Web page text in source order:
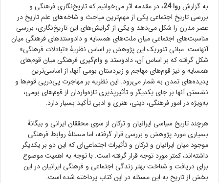
به گزارشروا 24
، در مقدمه اثر می‌خوانیم که تاریخ‌‌نگاری فرهنگی و
بررسی تاریخ اجتماعی یکی از مهم‌ترین مباحث و شاخه‌های علم تاریخ در
عصر مدرن را شکل می‌دهد و یکی از گرایش‌های این تاریخ‌نگاری، بررسی
مناسبت‌های اجتماعی میان ملت‌های همسایه و دادوستدهای فرهنگی میان
آنهاست. مبانی تئوریک این پژوهش بر اساس نظریۀ «تبادلات فرهنگی»
شکل گرفته که بر اساس آن، دادوستد و وام‌گیری فرهنگی میان قوم‌های
همسایه و نیز قوم‌های مهاجم و زیردستان بومی آنها، از اساسی‌ترین
پدیده‌های تمدن به شمار می‌رود. این نظریه بر مهاجرت پی‌درپی قوم‌ها و
نشستن آنها بر جای یکدیگر و تأثیرپذیری تازه‌واردان از قوم‌های بومی،
به‌ویژه در امور فرهنگی، دینی، هنری و ادبی تأکید بسیار دارد.
هرچند تاریخ سیاسی ایرانیان و ترکان از سوی محققان ایرانی و بیگانۀ
بسیاری مورد پژوهش و بررسی قرار گرفته، اما مسئلۀ روابط فرهنگی
موجود میان ایرانیان و ترکان و تأثیرات اجتماعی‌ای که این دو بر یکدیگر
داشته‌اند، کمتر مورد توجه قرار گرفته است. با توجه به اهمیت موضوع
برای دریافت و شناخت بهتر زندگی اجتماعی و فرهنگی ایرانیان در این
بخش از تاریخ به این مسئله در این کتاب پرداخته شده است.